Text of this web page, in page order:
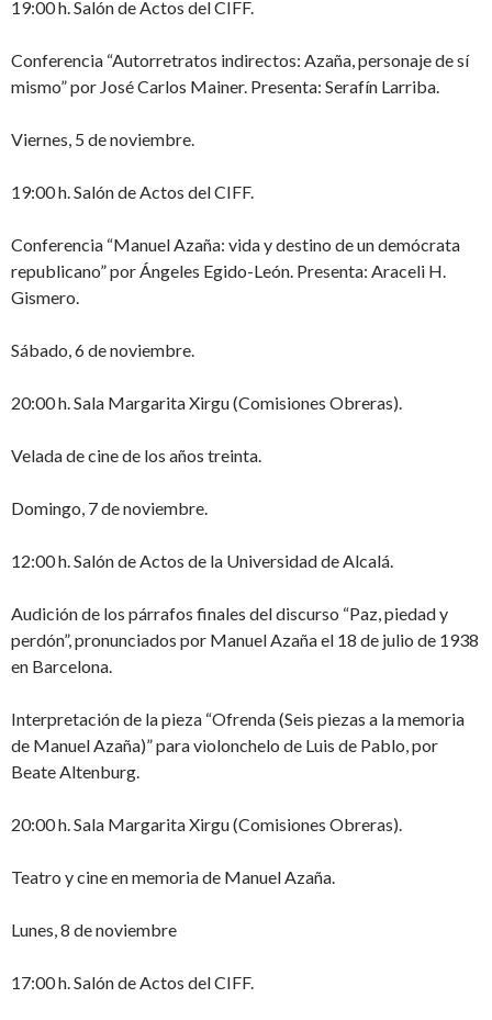
19:00 h. Salón de Actos del CIFF.
Conferencia “Autorretratos indirectos: Azaña, personaje de sí
mismo” por José Carlos Mainer. Presenta: Serafín Larriba.
Viernes, 5 de noviembre.
19:00 h. Salón de Actos del CIFF.
Conferencia “Manuel Azaña: vida y destino de un demócrata
republicano” por Ángeles Egido-León. Presenta: Araceli H.
Gismero.
Sábado, 6 de noviembre.
20:00 h. Sala Margarita Xirgu (Comisiones Obreras).
Velada de cine de los años treinta.
Domingo, 7 de noviembre.
12:00 h. Salón de Actos de la Universidad de Alcalá.
Audición de los párrafos finales del discurso “Paz, piedad y
perdón”, pronunciados por Manuel Azaña el 18 de julio de 1938
en Barcelona.
Interpretación de la pieza “Ofrenda (Seis piezas a la memoria
de Manuel Azaña)” para violonchelo de Luis de Pablo, por
Beate Altenburg.
20:00 h. Sala Margarita Xirgu (Comisiones Obreras).
Teatro y cine en memoria de Manuel Azaña.
Lunes, 8 de noviembre
17:00 h. Salón de Actos del CIFF.